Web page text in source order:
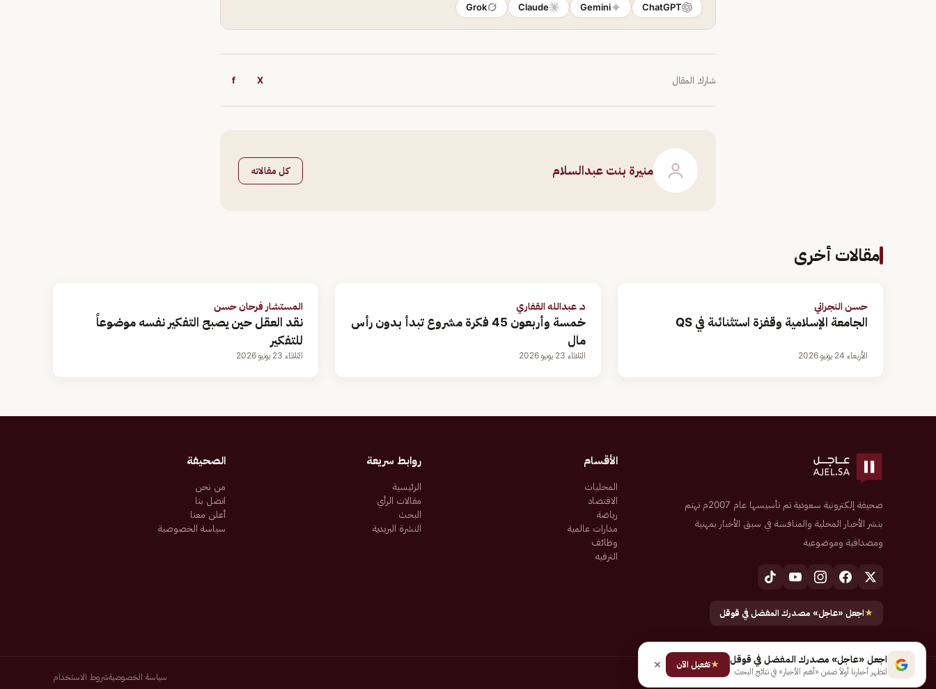
ChatGPT
Gemini
Claude
Grok
شارك المقال X
f
منيرة بنت عبدالسلام كل مقالاته
مقالات أخرى
حسن النجراني
الجامعة الإسلامية وقفزة استثنائىة في QS
الأربعاء 24 يونيو 2026
د. عبدالله القفاري
خمسة وأربعون 45 فكرة مشروع تبدأ بدون رأس
مال
الثلاثاء 23 يونيو 2026
المستشار فرحان حسن
نقد العقل حين يصبح التفكير نفسه موضوعاً
للتفكير
الثلاثاء 23 يونيو 2026
صحيفة إلكترونية سعودية تم تأسيسها عام 2007م تهتم
بنشر الأخبار المحلية والمنافسة في سبق الأخبار بمهنية
ومصداقية وموضوعية
★اجعل «عاجل» مصدرك المفضل في قوقل
الأقسام
المحليات
الاقتصاد
رياضة
مدارات عالمية
وظائف
الترفيه
روابط سريعة
الرئيسية
مقالات الرأي
البحث
النشرة البريدية
الصحيفة
من نحن
اتصل بنا
أعلن معنا
سياسة الخصوصية
جميع الحقوق محفوظة لـ شركة إيجاز للنشر الإلكتروني المالكة لصحيفة عاجل سياسة الخصوصيةشروط الاستخدام
اجعل «عاجل» مصدرك المفضل في قوقل
لتظهر أخبارنا أولاً ضمن «أهم الأخبار» في نتائج البحث
★تفعيل الآن